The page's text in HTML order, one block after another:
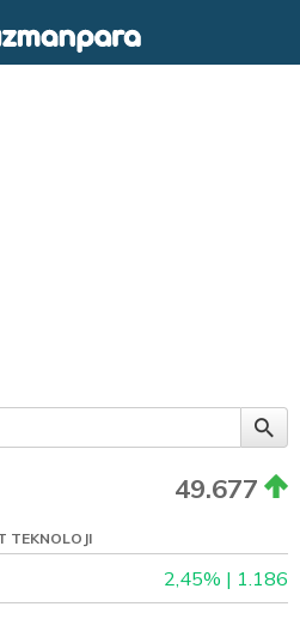
49.677
TEKNOLOJI
2,45% | 1.186